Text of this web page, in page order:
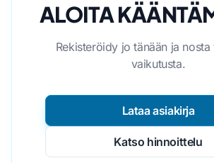
ALOITA
Rekisteröidy jo tänään ja nosta
vaikutusta.
Lataa asiakirja
Katso hinnoittelu